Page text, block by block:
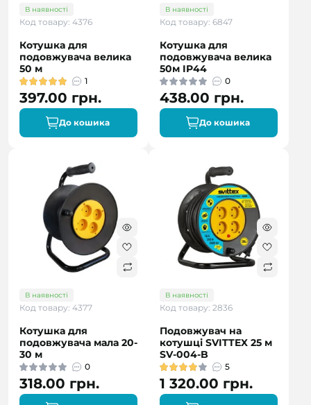
В наявності
Код товару: 4376
Котушка для
подовжувача велика
50 м
1
397.00 грн.
До кошика
В наявності
Код товару: 6847
Котушка для
подовжувача велика
50м IP44
0
438.00 грн.
До кошика
В наявності
Код товару: 4377
Котушка для
подовжувача мала 20-
30 м
0
318.00 грн.
В наявності
Код товару: 2836
Подовжувач на
котушці SVITTEX 25 м
SV-004-B
5
1 320.00 грн.